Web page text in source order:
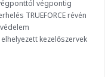
végpontig
TRUEFORCE révén
kezelőszervek